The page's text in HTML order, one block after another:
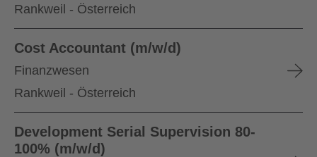
Rankweil - Österreich
Cost Accountant (m/w/d)
Finanzwesen
Rankweil - Österreich
Development Serial Supervision 80-
100% (m/w/d)